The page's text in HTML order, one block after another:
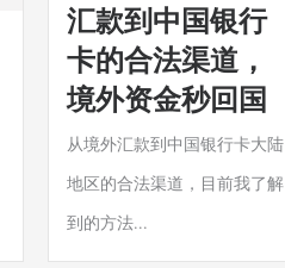
汇款到中国银行
卡的合法渠道，
境外资金秒回国
从境外汇款到中国银行卡大陆
地区的合法渠道，目前我了解
到的方法...